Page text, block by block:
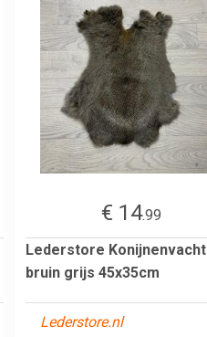
€ 14.99
Lederstore Konijnenvacht
bruin grijs 45x35cm
Lederstore.nl